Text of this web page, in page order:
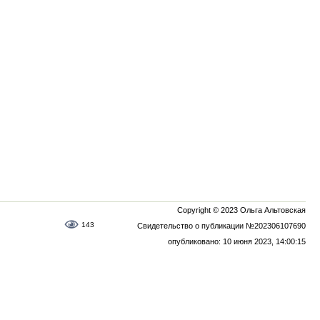
Copyright © 2023 Ольга Альтовская
Свидетельство о публикации №202306107690
опубликовано: 10 июня 2023, 14:00:15
143